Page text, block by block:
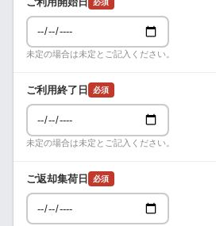
未定の場合は未定とご記入ください。
ご利用終了日 必須
未定の場合は未定とご記入ください。
ご返却集荷日 必須